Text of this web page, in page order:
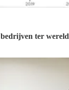
bedrijven ter wereld